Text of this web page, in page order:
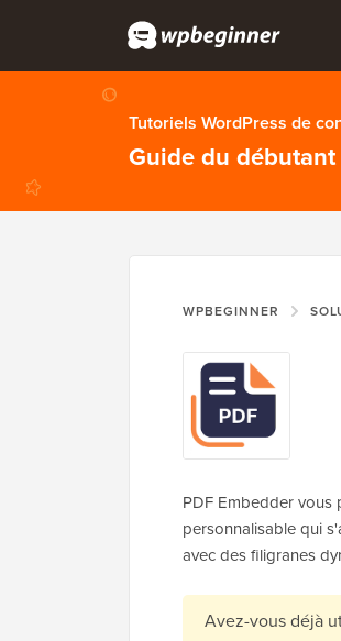
Tutoriels WordPress de
Guide du
WPBEGINNER
PDF Embedder vous
personnalisable qui
avec des filigranes
Avez-vous déjà